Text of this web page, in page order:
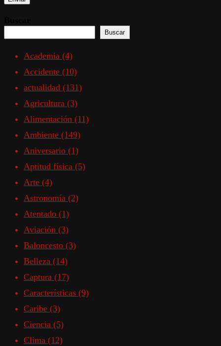
Buscar
Academia (4)
Accidente (10)
actualidad (131)
Agricultura (3)
Alimentación (11)
Ambiente (149)
Aniversario (1)
Aptitud física (5)
Arte (4)
Astronomía (2)
Atentado (1)
Aviación (3)
Baloncesto (3)
Belleza (14)
Captura (17)
Características (9)
Caribe (3)
Ciencia (5)
Clima (12)